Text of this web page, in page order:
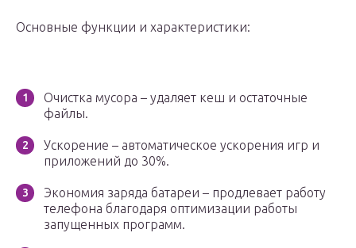
Основные функции и характеристики:
Очистка мусора – удаляет кеш и остаточные
файлы.
Ускорение – автоматическое ускорения игр и
приложений до 30%.
Экономия заряда батареи – продлевает работу
телефона благодаря оптимизации работы
запущенных программ.